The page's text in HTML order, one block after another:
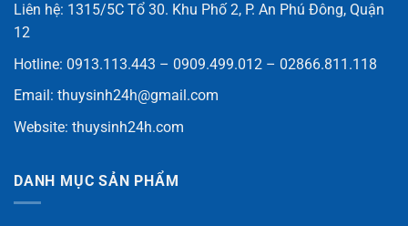
Liên hệ: 1315/5C Tổ 30. Khu Phố 2, P. An Phú Đông, Quận
12
Hotline: 0913.113.443 – 0909.499.012 – 02866.811.118
Email: thuysinh24h@gmail.com
Website: thuysinh24h.com
DANH MỤC SẢN PHẨM